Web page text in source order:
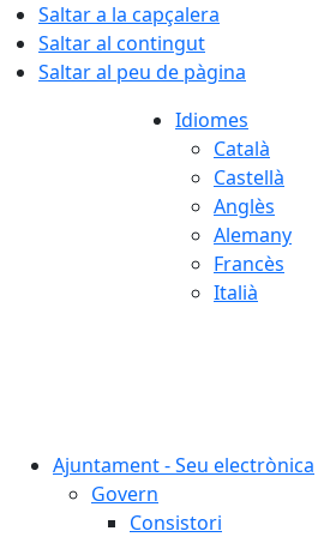
Saltar a la capçalera
Saltar al contingut
Saltar al peu de pàgina
Idiomes
Català
Castellà
Anglès
Alemany
Francès
Italià
Ajuntament - Seu electrònica
Govern
Consistori